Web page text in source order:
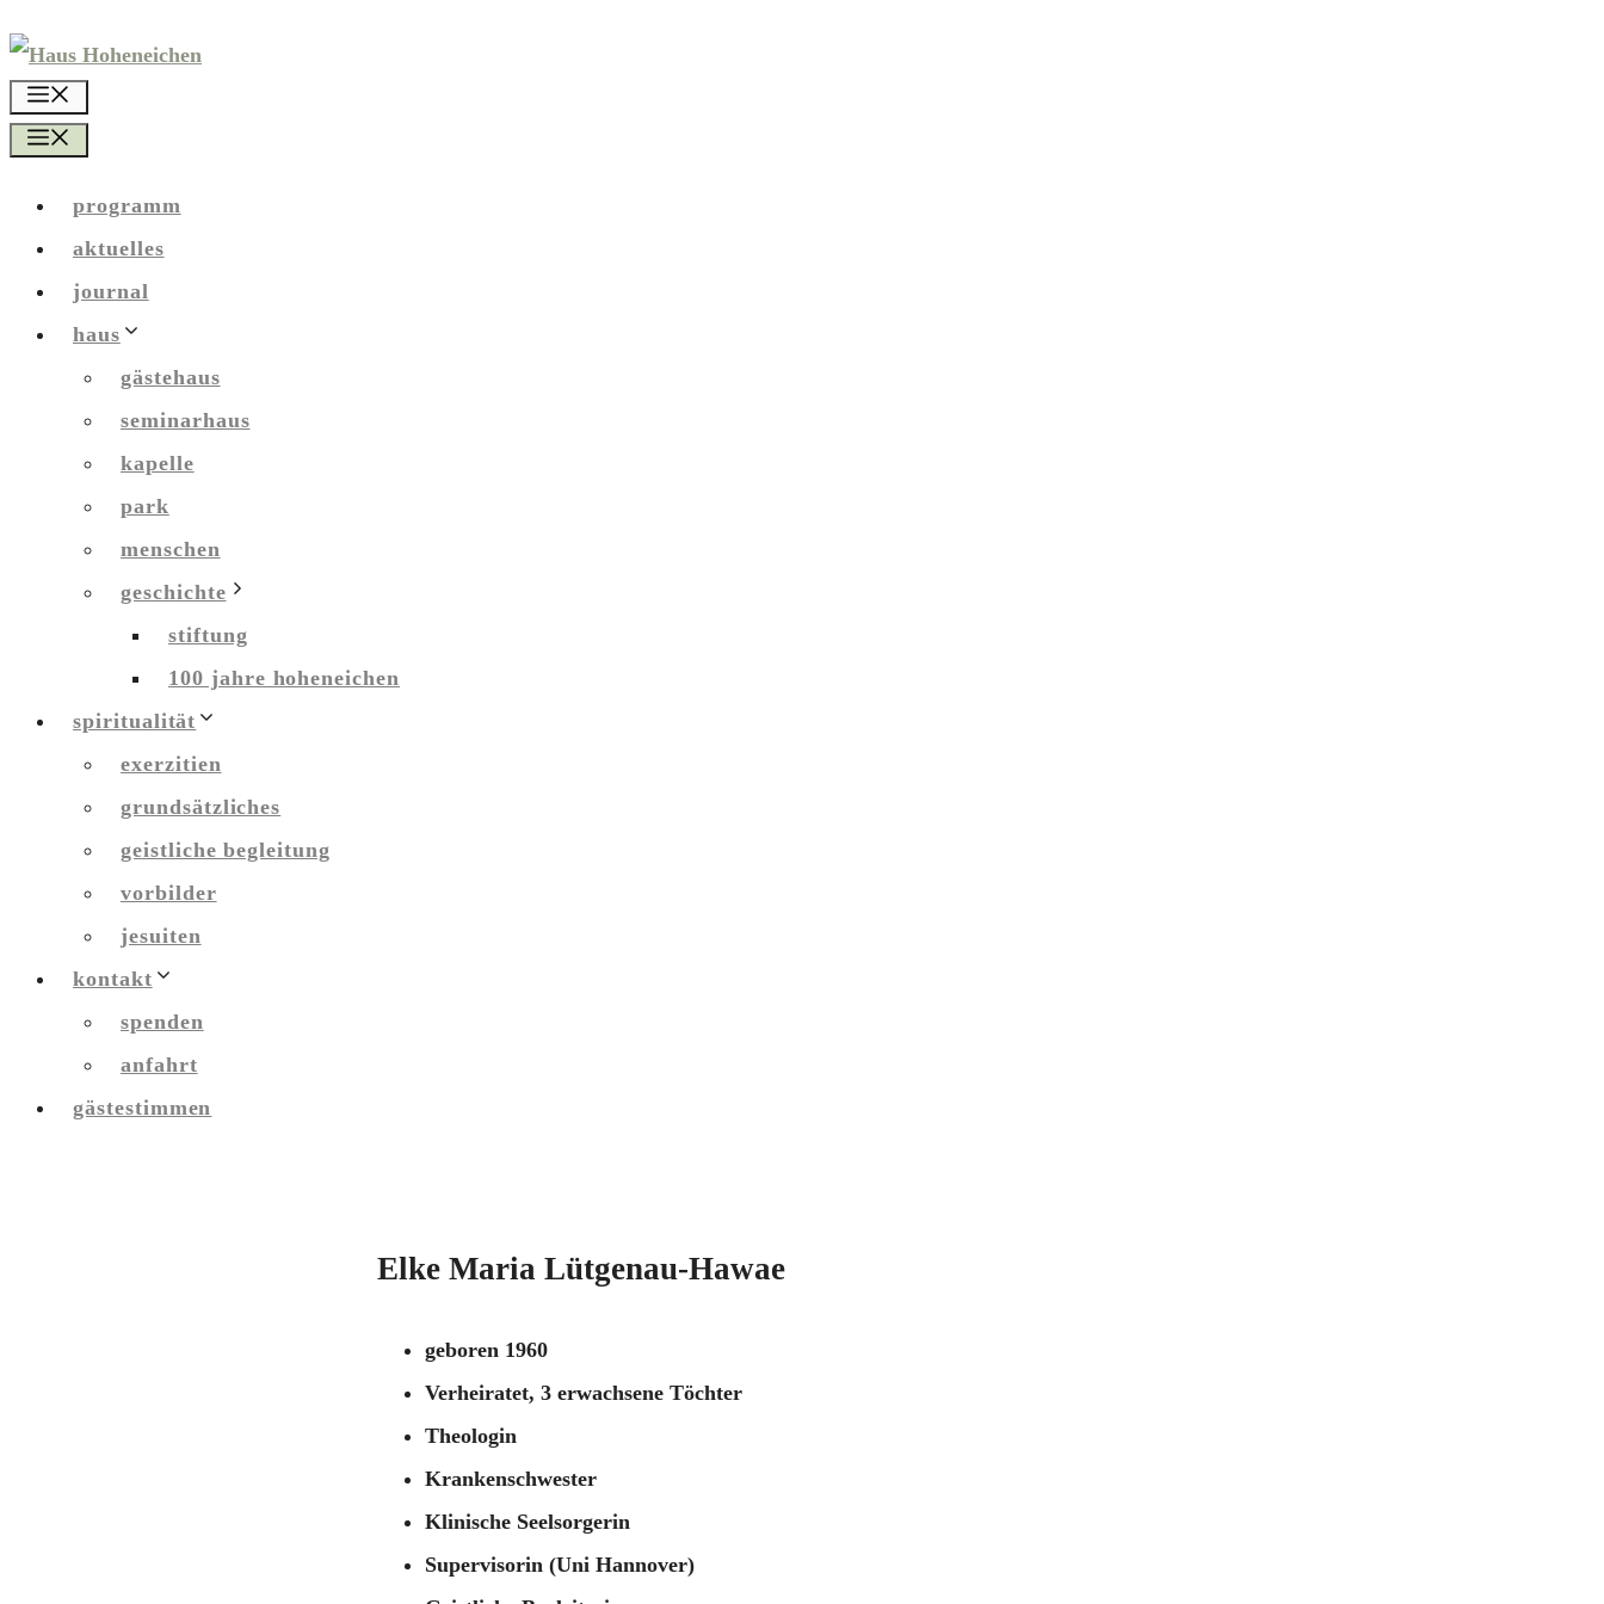
Zum
springen
programm
aktuelles
journal
haus
gästehaus
seminarhaus
kapelle
park
menschen
geschichte
stiftung
100 jahre hoheneichen
spiritualität
exerzitien
grundsätzliches
geistliche begleitung
vorbilder
jesuiten
kontakt
spenden
anfahrt
gästestimmen
Elke Maria Lütgenau-Hawae
geboren 1960
Verheiratet, 3 erwachsene Töchter
Theologin
Krankenschwester
Klinische Seelsorgerin
Supervisorin (Uni Hannover)